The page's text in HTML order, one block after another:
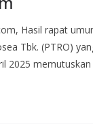
Hasil rapat
Tbk. (PTRO)
2025 memutuskan